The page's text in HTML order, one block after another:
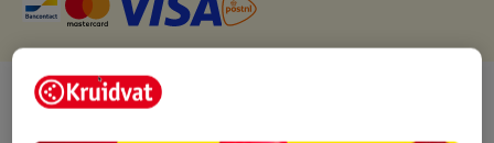
Over dit product